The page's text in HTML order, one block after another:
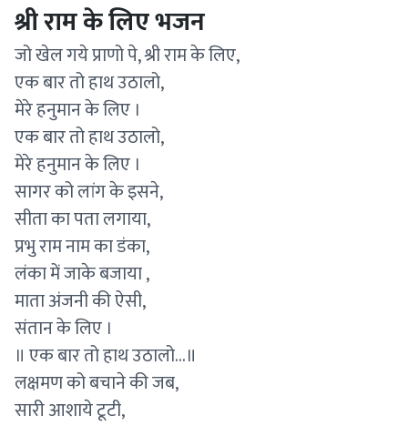
श्री राम के लिए भजन
जो खेल गये प्राणो पे, श्री राम के लिए,
एक बार तो हाथ उठालो,
मेरे हनुमान के लिए ।
एक बार तो हाथ उठालो,
मेरे हनुमान के लिए ।
सागर को लांग के इसने,
सीता का पता लगाया,
प्रभु राम नाम का डंका,
लंका में जाके बजाया ,
माता अंजनी की ऐसी,
संतान के लिए ।
॥ एक बार तो हाथ उठालो...॥
लक्षमण को बचाने की जब,
सारी आशाये टूटी,